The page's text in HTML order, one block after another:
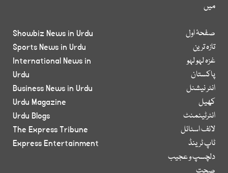
میں
صفحۂ اول
تازہ ترین
غزہ لہو لہو
پاکستان
انٹر نیشنل
کھیل
انٹرٹینمنٹ
لائف اسٹائل
ٹاپ ٹرینڈ
دلچسپ و عجیب
Showbiz News in Urdu
Sports News in Urdu
International News in
Urdu
Business News in Urdu
Urdu Magazine
Urdu Blogs
The Express Tribune
Express Entertainment